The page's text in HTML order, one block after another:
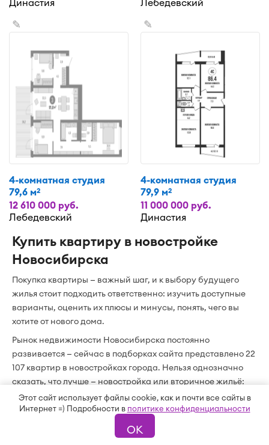
Этот сайт использует файлы cookie, как и почти все сайты в
Интернет =) Подробности в политике конфиденциальности
ОК
✎
4-комнатная студия
79,6 м2
12 610 000 руб.
Лебедевский
✎
4-комнатная студия
79,9 м2
11 000 000 руб.
Династия
Купить квартиру в новостройке
Новосибирска
Покупка квартиры — важный шаг, и к выбору будущего
жилья стоит подходить ответственно: изучить доступные
варианты, оценить их плюсы и минусы, понять, чего вы
хотите от нового дома.
Рынок недвижимости Новосибирска постоянно
развивается — сейчас в подборках сайта представлено 22
107 квартир в новостройках города. Нельзя однозначно
сказать, что лучше — новостройка или вторичное жильё:
всё зависит от ваших жизненных обстоятельств и целей.
При сравнении также важно учитывать юридические
сравнение было объективным, стоит сопоставлять